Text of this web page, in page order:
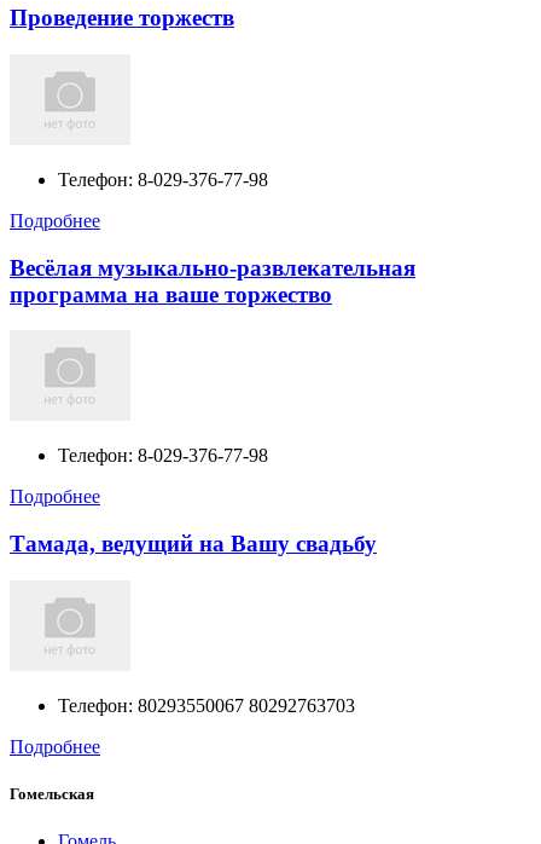
Проведение торжеств
Телефон: 8-029-376-77-98
Подробнее
Весёлая музыкально-развлекательная
программа на ваше торжество
Телефон: 8-029-376-77-98
Подробнее
Тамада, ведущий на Вашу свадьбу
Телефон: 80293550067 80292763703
Подробнее
Гомельская